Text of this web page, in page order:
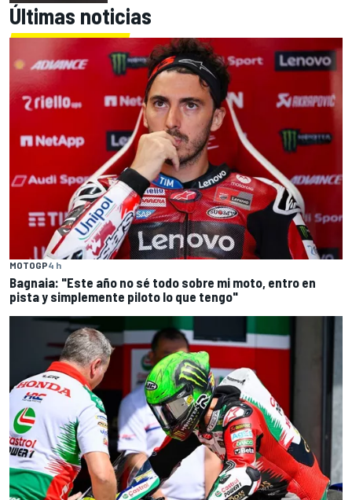
Últimas noticias
MOTOGP4 h
Bagnaia: "Este año no sé todo sobre mi moto, entro en
pista y simplemente piloto lo que tengo"